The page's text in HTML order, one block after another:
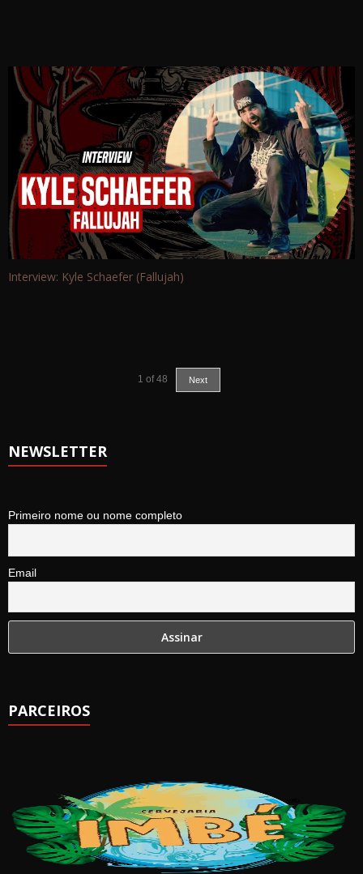
Interview: Kyle Schaefer (Fallujah)
1 of 48 Next
NEWSLETTER
Primeiro nome ou nome completo
Email
PARCEIROS